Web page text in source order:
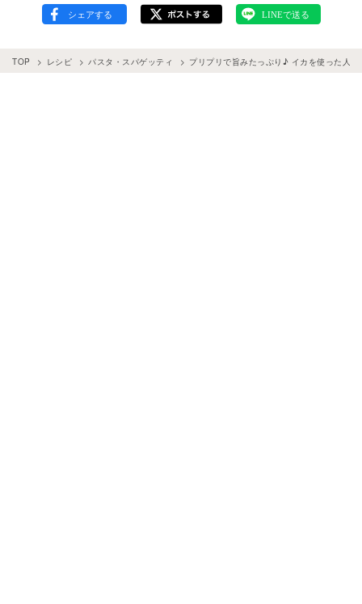
TOP レシピ パスタ・スパゲッティ プリプリで旨みたっぷり♪ イカを使った人